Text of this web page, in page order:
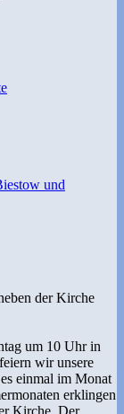
und
der Kirche
um 10 Uhr in
wir unsere
einmal im Monat
erklingen
Kirche. Der